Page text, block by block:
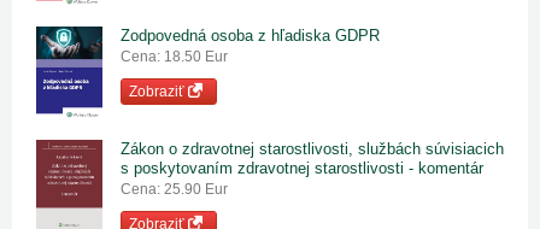
Zodpovedná osoba z hľadiska GDPR
Cena: 18.50 Eur
Zobraziť
Zákon o zdravotnej starostlivosti, službách súvisiacich
s poskytovaním zdravotnej starostlivosti - komentár
Cena: 25.90 Eur
Zobraziť